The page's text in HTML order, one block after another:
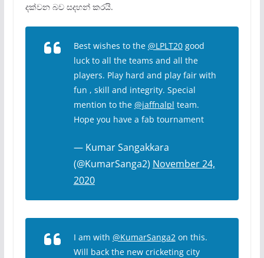
දක්වන බව සදහන් කරයි.
Best wishes to the @LPLT20good
luck to all the teams and all the
players. Play hard and play fair with
fun , skill and integrity. Special
mention to the @jaffnalpl team.
Hope you have a fab tournament
— Kumar Sangakkara
(@KumarSanga2) November 24,
2020
I am with @KumarSanga2on this.
Will back the new cricketing city